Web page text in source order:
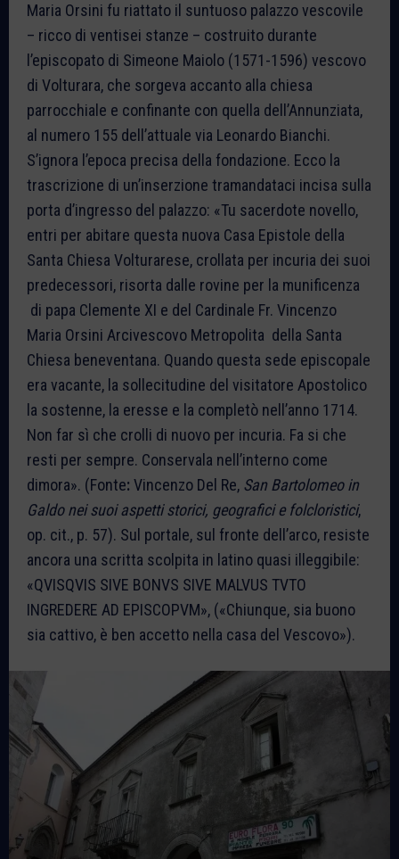
Maria Orsini fu riattato il suntuoso palazzo vescovile
– ricco di ventisei stanze – costruito durante
l’episcopato di Simeone Maiolo (1571-1596) vescovo
di Volturara, che sorgeva accanto alla chiesa
parrocchiale e confinante con quella dell’Annunziata,
al numero 155 dell’attuale via Leonardo Bianchi.
S’ignora l’epoca precisa della fondazione. Ecco la
trascrizione di un’inserzione tramandataci incisa sulla
porta d’ingresso del palazzo: «Tu sacerdote novello,
entri per abitare questa nuova Casa Epistole della
Santa Chiesa Volturarese, crollata per incuria dei suoi
predecessori, risorta dalle rovine per la munificenza
di papa Clemente XI e del Cardinale Fr. Vincenzo
Maria Orsini Arcivescovo Metropolita della Santa
Chiesa beneventana. Quando questa sede episcopale
era vacante, la sollecitudine del visitatore Apostolico
la sostenne, la eresse e la completò nell’anno 1714.
Non far sì che crolli di nuovo per incuria. Fa si che
resti per sempre. Conservala nell’interno come
dimora». (Fonte: Vincenzo Del Re, San Bartolomeo in
Galdo nei suoi aspetti storici, geografici e folcloristici,
op. cit., p. 57). Sul portale, sul fronte dell’arco, resiste
ancora una scritta scolpita in latino quasi illeggibile:
«QVISQVIS SIVE BONVS SIVE MALVUS TVTO
INGREDERE AD EPISCOPVM», («Chiunque, sia buono
sia cattivo, è ben accetto nella casa del Vescovo»).